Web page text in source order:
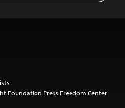
Foundation Press Freedom Center